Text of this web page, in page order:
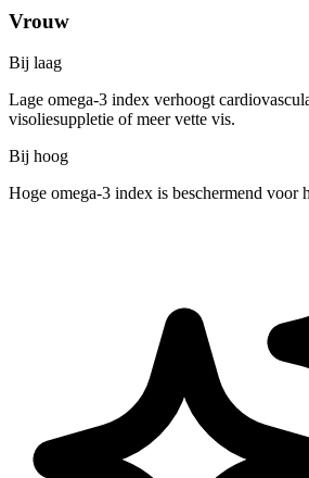
Vrouw
Bij laag
Lage omega-3 index verhoogt
visoliesuppletie of meer vette vis.
Bij hoog
Hoge omega-3 index is beschermend voor